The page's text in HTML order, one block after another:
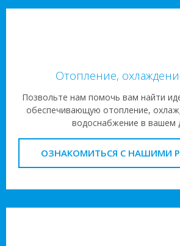
Отопление,
Позвольте нам помочь вам найти
обеспечивающую отопление,
водоснабжение в вашем
ОЗНАКОМИТЬСЯ С НАШИМИ